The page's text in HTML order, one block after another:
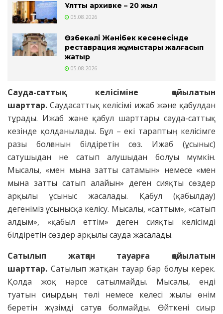
Ұлттық архивке – 20 жыл
05.08.2026
Өзбекәлі Жәнібек кесенесінде
реставрация жұмыстары жалғасып
жатыр
05.08.2026
Сауда-саттық келісіміне қойылатын
шарттар. Саудасаттық келісімі ижаб және қабулдан
тұрады. Ижаб және қабул шарттары сауда-саттық
кезінде қолданылады. Бұл – екі тараптың келісімге
разы болғанын білдіретін сөз. Ижаб (ұсыныс)
сатушыдан не сатып алушыдан болуы мүмкін.
Мысалы, «мен мына затты сатамын» немесе «мен
мына затты сатып алайын» деген сияқты сөздер
арқылы ұсыныс жасалады. Қабул (қабылдау)
дегеніміз ұсынысқа келісу. Мысалы, «саттым», «сатып
алдым», «қабыл еттім» деген сияқты келісімді
білдіретін сөздер арқылы сауда жасалады.
Сатылып жатқан тауарға қойылатын
шарттар. Сатылып жатқан тауар бар болуы керек.
Қолда жоқ нәрсе сатылмайды. Мысалы, енді
туатын сиырдың төлі немесе келесі жылы өнім
беретін жүзімді сатуға болмайды. Өйткені сиыр